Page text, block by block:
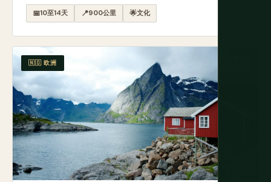
📅10至14天 📍900公里 🌟文化
🇳🇴 欧洲